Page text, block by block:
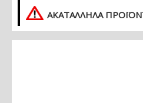
ΑΚΑΤΑΛΛΗΛΑ